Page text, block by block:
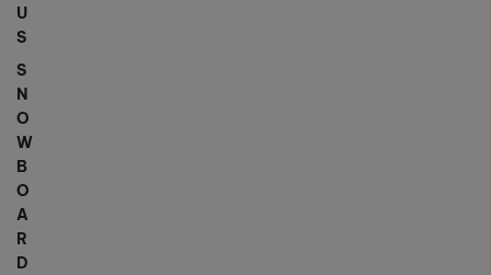
U
S
S
N
O
W
B
O
A
R
D